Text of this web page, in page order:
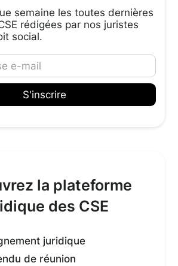
semaine les toutes dernières
rédigées par nos juristes
social.
la plateforme
des CSE
juridique
de réunion